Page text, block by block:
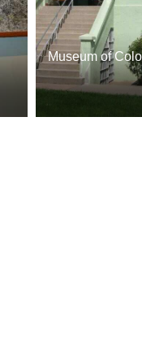
Museum of
Prisons